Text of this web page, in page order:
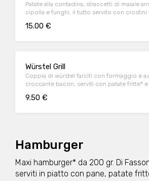
Patate alla contadina, straccetti di maiale
cipolla e funghi, il tutto servito con crostini
15.00 €
Würstel Grill
Coppia di würstel farciti con formaggio e
croccante bacon, serviti con patate fritte* e
9.50 €
Hamburger
Maxi hamburger* da 200 gr. Di
serviti in piatto con pane, patate